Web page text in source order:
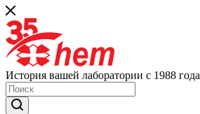
История вашей лаборатории с 1988 года